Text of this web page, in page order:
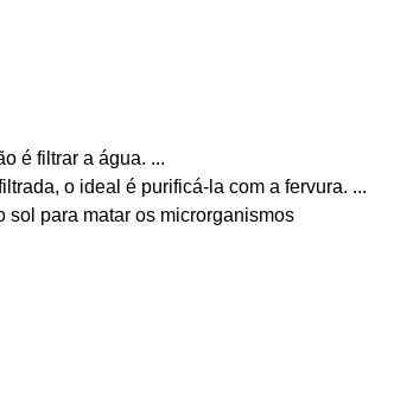
é filtrar a água. ...
o ideal é purificá-la com a fervura. ...
sol para matar os microrganismos